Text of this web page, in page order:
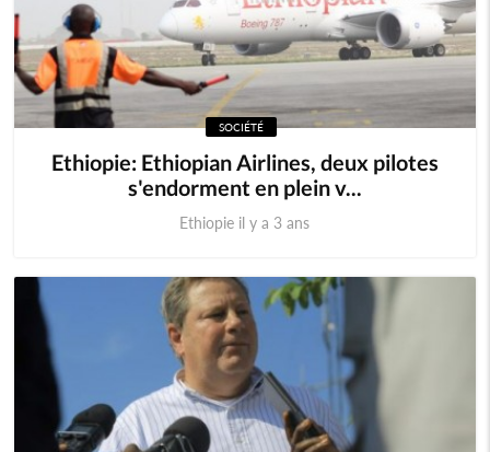
SOCIÉTÉ
Ethiopie: Ethiopian Airlines, deux pilotes
s'endorment en plein v...
Ethiopie il y a 3 ans